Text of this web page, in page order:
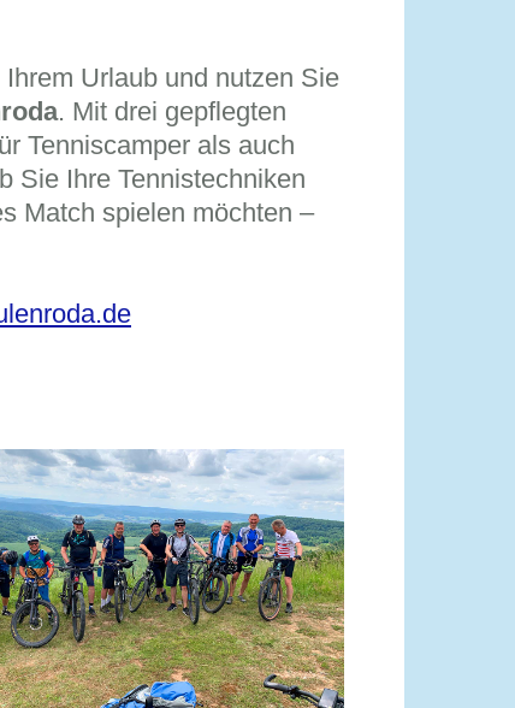
Urlaub und nutzen Sie
. Mit drei gepflegten
Tenniscamper als auch
Sie Ihre Tennistechniken
Match spielen möchten –